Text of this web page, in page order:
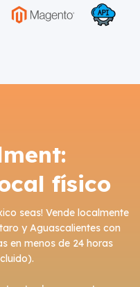
físico
seas! Vende localmente
y Aguascalientes con
en menos de 24 horas